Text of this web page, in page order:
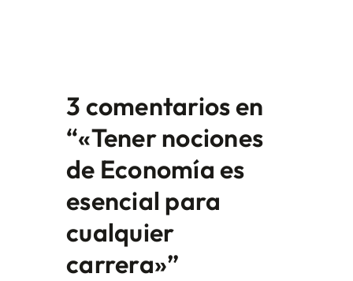
3 comentarios en
“«Tener nociones
de Economía es
esencial para
cualquier
carrera»”